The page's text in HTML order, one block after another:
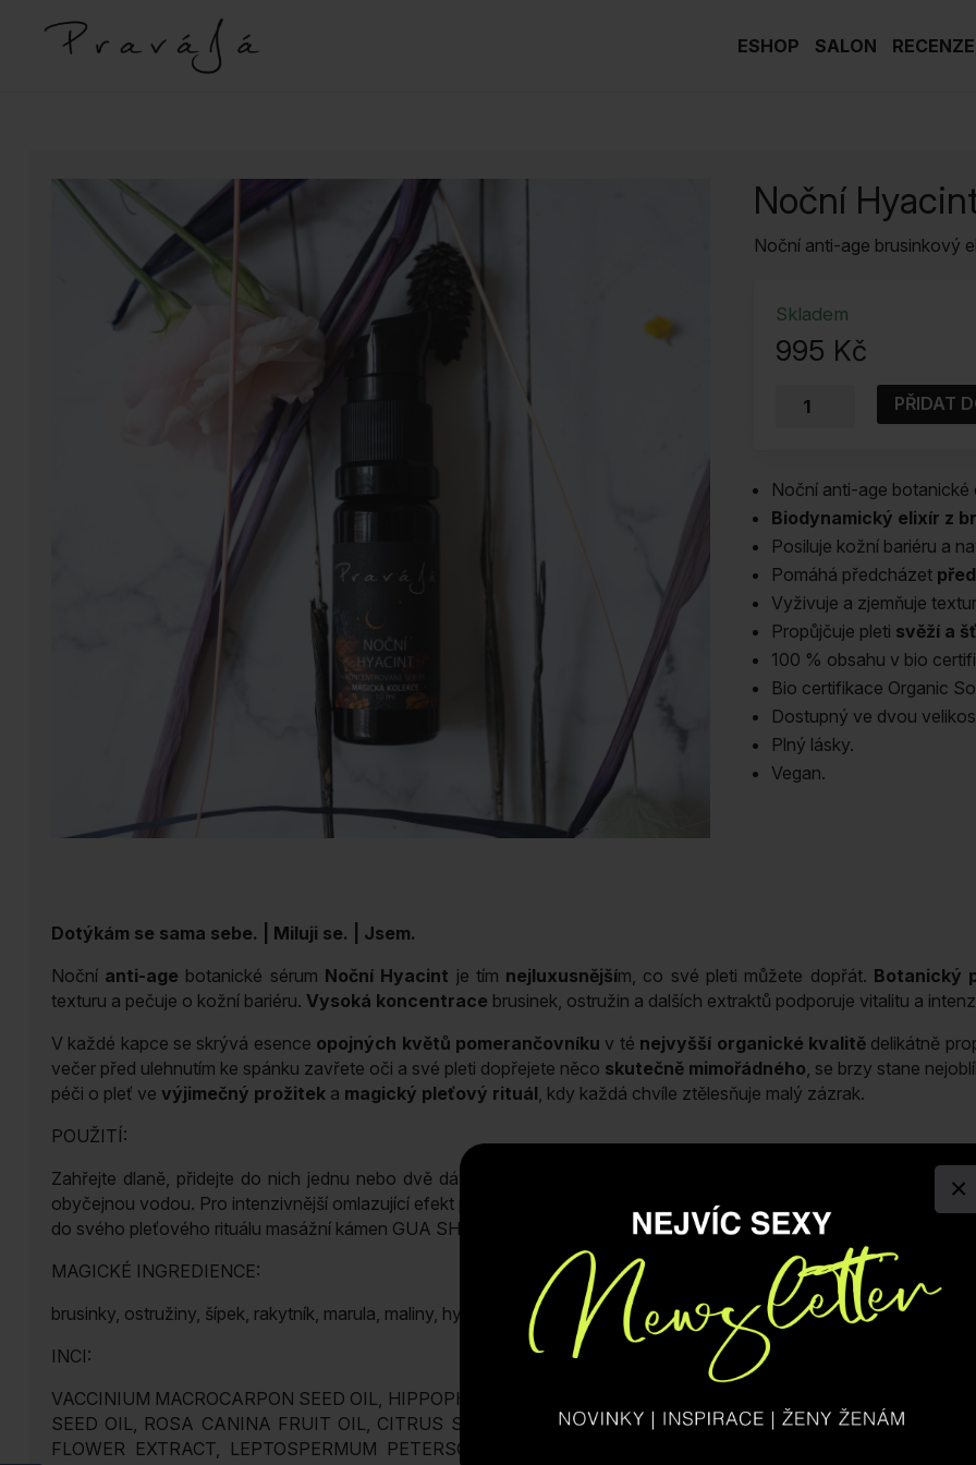
×
ESHOP SALON RECENZE
Noční
Noční anti-age brusinkový
Skladem
995 Kč
Noční
hyacint
množství
PŘIDAT
Noční anti-age botanické
Biodynamický elixír z
Posiluje kožní bariéru a
Pomáhá předcházet
Vyživuje a zjemňuje
Propůjčuje pleti svěží a
100 % obsahu v bio
Bio certifikace Organic
Dostupný ve dvou
Plný lásky.
Vegan.
Dotýkám se sama sebe. | Miluji se. | Jsem.
Noční anti-age botanické sérum Noční Hyacint je tím nejluxusnějším, co své pleti můžete dopřát. Botanický
texturu a pečuje o kožní bariéru. Vysoká koncentrace brusinek, ostružin a dalších extraktů podporuje vitalitu a
V každé kapce se skrývá esence opojných květů pomerančovníku v té nejvyšší organické kvalitě delikátně
večer před ulehnutím ke spánku zavřete oči a své pleti dopřejete něco skutečně mimořádného, se brzy stane
péči o pleť ve výjimečný prožiteka magický pleťový rituál, kdy každá chvíle ztělesňuje malý zázrak.
POUŽITÍ:
Zahřejte dlaně, přidejte do nich jednu nebo dvě dávky Nočního Hyacintu a
,
obyčejnou vodou. Pro intenzivnější omlazující efekt přidejte do dlaní hydratační sérum
do svého pleťového rituálu masážní kámen GUA SHA nebo Váleček s hroty. Používejte ráno i večer na
MAGICKÉ INGREDIENCE:
brusinky, ostružiny, šípek, rakytník, marula, maliny, hyacint.
INCI:
VACCINIUM MACROCARPON SEED OIL, HIPPOPHAE RHAMNOIDES SEED OIL, SCLEROCARYA BIRREA
SEED OIL, ROSA CANINA FRUIT OIL, CITRUS SINENSIS PEEL OIL EXPRESSED, TOCOPHEROL, CITRUS
FLOWER EXTRACT, LEPTOSPERMUM PETERSONII OIL, LIMONENE, LINALOOL, BENZYL ALCOHOL,